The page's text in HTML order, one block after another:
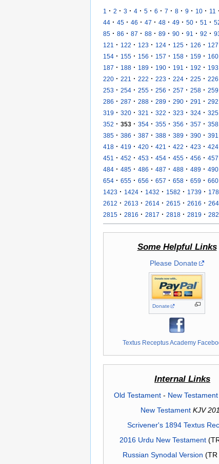
1 · 2 · 3 · 4 · 5 · 6 · 7 · 8 · 9 · 10 · 11 ·
44 · 45 · 46 · 47 · 48 · 49 · 50 · 51 ·
85 · 86 · 87 · 88 · 89 · 90 · 91 · 92 ·
121 · 122 · 123 · 124 · 125 · 126 · 127
154 · 155 · 156 · 157 · 158 · 159 · 160
187 · 188 · 189 · 190 · 191 · 192 · 193
220 · 221 · 222 · 223 · 224 · 225 · 226
253 · 254 · 255 · 256 · 257 · 258 · 259
286 · 287 · 288 · 289 · 290 · 291 · 292
319 · 320 · 321 · 322 · 323 · 324 · 325
352 · 353 · 354 · 355 · 356 · 357 · 358
385 · 386 · 387 · 388 · 389 · 390 · 391
418 · 419 · 420 · 421 · 422 · 423 · 424
451 · 452 · 453 · 454 · 455 · 456 · 457
484 · 485 · 486 · 487 · 488 · 489 · 490
654 · 655 · 656 · 657 · 658 · 659 · 660
1423 · 1424 · 1432 · 1582 · 1739 ·
2612 · 2613 · 2614 · 2615 · 2616 ·
2815 · 2816 · 2817 · 2818 · 2819 ·
Some Helpful Links
Please Donate
Donate
Textus Receptus Academy
Internal Links
Old Testament- New Testament
New Testament KJV
Scrivener's 1894 Textus
2016 Urdu New Testament
Russian Synodal Version (TR